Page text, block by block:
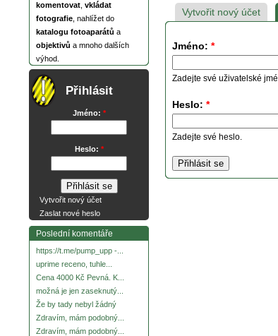
komentovat vkládat
fotografie , nahlížet do
katalogu fotoaparátů a
objektivů a mnoho dalších
výhod.
Přihlásit
Jméno: *
Heslo: *
Vytvořit nový účet
Zaslat nové heslo
Poslední komentáře
https://t.me/pump_upp -...
uprime receno, tuhle...
Cena 4000 Kč Pevná. K...
možná je jen zaseknutý...
Že by tady nebyl žádný
Zdravím, mám podobný...
Zdravím, mám podobný...
Vytvořit nový účet
Jméno: *
Zadejte své uživatelské
Heslo: *
Zadejte své heslo.